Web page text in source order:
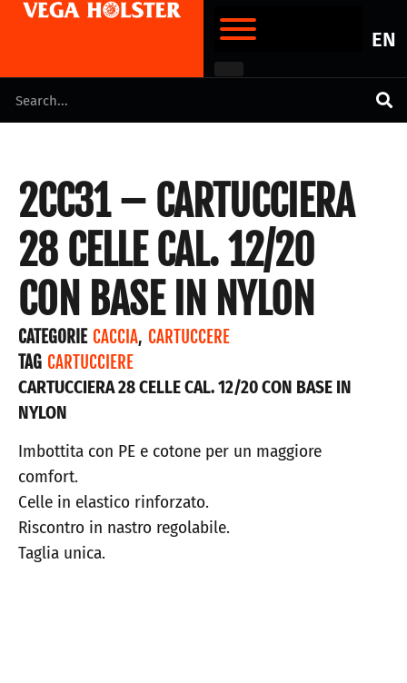
EN
2CC31 – CARTUCCIERA
28 CELLE CAL. 12/20
CON BASE IN NYLON
CATEGORIE CACCIA, CARTUCCERE
TAG CARTUCCIERE
CARTUCCIERA 28 CELLE CAL. 12/20 CON BASE IN
NYLON
Imbottita con PE e cotone per un maggiore
comfort.
Celle in elastico rinforzato.
Riscontro in nastro regolabile.
Taglia unica.